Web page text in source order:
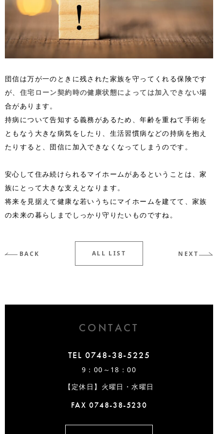
団信は万が一のときに残された家族を守ってくれる保険です
が、 住宅ローン契約時の健康状態によっては加入できない場
合があります。
持病について告知する義務があるため、年齢を重ねて手術を
ともなう大きな病気をしたり、生活習慣病などの持病を抱え
たりすると、団信に加入できなくなってしまうのです。
安心して住み続けられるマイホームがあるということは、家
族にとって大きな支えとなります。
将来を見据えて健康な若いうちにマイホームを建てて、家族
の未来の暮らしまでしっかり守りたいものですね。
BACK ALL LIST NEXT
CONTACT
TEL 0748-38-5225
9：00～18：00
【定休日】火曜日・水曜日
FAX 0748-38-5230